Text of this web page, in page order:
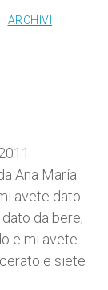
ARCHIVI
Ana María
avete dato
da bere;
e mi avete
e siete